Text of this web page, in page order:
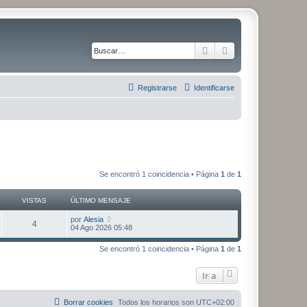
Buscar
Identificarse
Registrarse
Se encontró 1 coincidencia • Página 1 de 1
VISTAS ÚLTIMO MENSAJE
4V
i
Ú
l
i
s
a
por Alesia
04 Ago 2026 05:48
Se encontró 1 coincidencia • Página 1 de 1
Ir a
Todos los horarios son UTC+02:00
Borrar cookies